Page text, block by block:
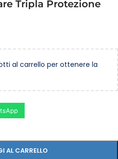
Tripla Protezione
al carrello per ottenere la
AL CARRELLO